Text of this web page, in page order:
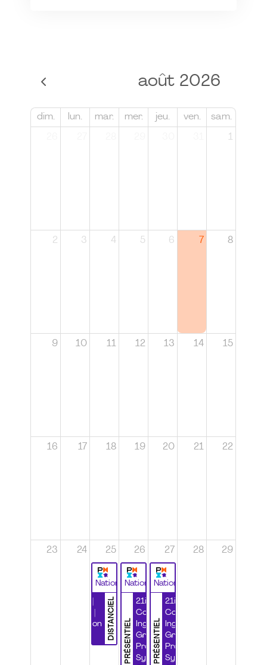
août 2026
dim. lun. mar. mer. jeu. ven. sam.
1
2 3 4 5 6 7 8
9 10 11 12 13 14 15
16 17 18 19 20 21 22
23 24 25
National
DISTANCIEL
Certification
26
National
PRÉSENTIEL
21ième
Congrès
Ingénierie
Grands
Projets et
Systèmes
27
National
PRÉSENTIEL
21ième
Congrès
Ingénierie
Grands
Projets et
Systèmes
28 29